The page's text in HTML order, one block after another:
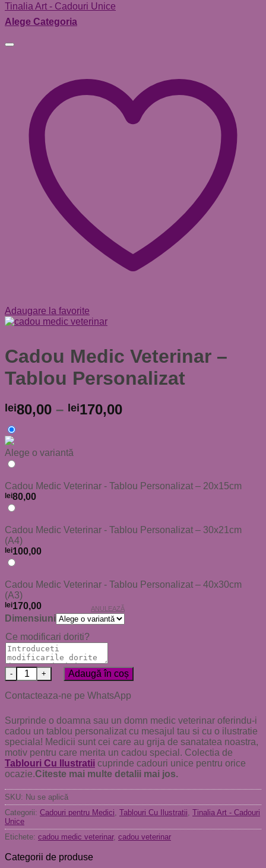
Tinalia Art - Cadouri Unice
Alege Categoria
Adaugare la favorite
Cadou Medic Veterinar –
Tablou Personalizat
lei80,00 – lei170,00
Alege o variantă
Cadou Medic Veterinar - Tablou Personalizat – 20x15cm
lei80,00
Cadou Medic Veterinar - Tablou Personalizat – 30x21cm
(A4)
lei100,00
Cadou Medic Veterinar - Tablou Personalizat – 40x30cm
(A3)
lei170,00
Dimensiuni
ANULEAZĂ
Ce modificari doriti?
Cantitate Cadou Medic Veterinar - Tablou Personalizat
Adaugă în coș
Contacteaza-ne pe WhatsApp
Surprinde o doamna sau un domn medic veterinar oferindu-i
cadou un tablou personalizat cu mesajul tau si cu o ilustratie
speciala! Medicii sunt cei care au grija de sanatatea noastra,
motiv pentru care merita un cadou special. Colectia de
Tablouri Cu Ilustratii cuprinde cadouri unice pentru orice
ocazie.Citeste mai multe detalii mai jos.
SKU: Nu se aplică
Categorii: Cadouri pentru Medici Tablouri Cu Ilustratii Tinalia Art - Cadouri
Unice
Etichete: cadou medic veterinar, cadou veterinar
Categorii de produse